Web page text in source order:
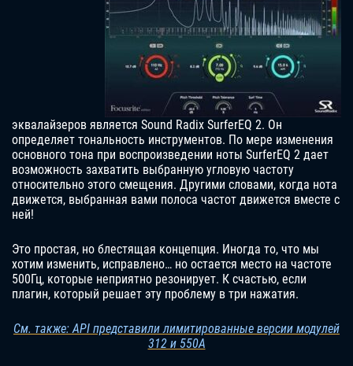
эквалайзеров является Sound Radix SurferEQ 2. Он
определяет тональность инструментов. По мере изменения
основного тона при воспроизведении ноты SurferEQ 2 дает
возможность захватить выбранную угловую частоту
относительно этого смещения. Другими словами, когда нота
движется, выбранная вами полоса частот движется вместе с
ней!
Это простая, но блестящая концепция. Иногда то, что мы
хотим изменить, исправлено… но остается место на частоте
500Гц, которые неприятно резонирует. К счастью, если
плагин, который решает эту проблему в три нажатия.
См. также: API представили лимитированные версии модулей
312 и 550A